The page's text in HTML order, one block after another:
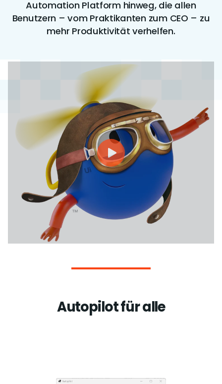
Automation Platform hinweg, die allen
Benutzern – vom Praktikanten zum CEO – zu
mehr Produktivität verhelfen.
Autopilot für alle